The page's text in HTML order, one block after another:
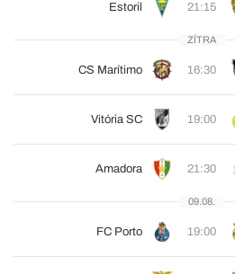
Estoril 21:15
ZÍTRA
CS Marítimo 16:30
Vitória SC 19:00
Amadora 21:30
09.08.
FC Porto 19:00